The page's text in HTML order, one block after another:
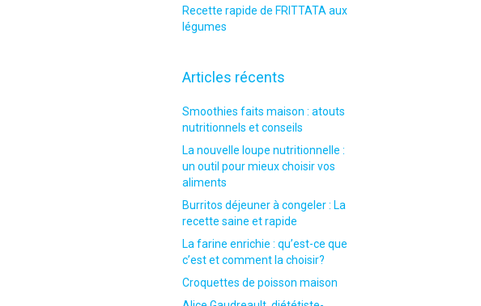
Recette rapide de FRITTATA aux
légumes
Articles récents
Smoothies faits maison : atouts
nutritionnels et conseils
La nouvelle loupe nutritionnelle :
un outil pour mieux choisir vos
aliments
Burritos déjeuner à congeler : La
recette saine et rapide
La farine enrichie : qu’est-ce que
c’est et comment la choisir?
Croquettes de poisson maison